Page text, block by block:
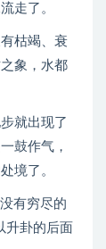
走了。
枯竭、衰
象，水都
就出现了
鼓作气，
境了。
有穷尽的
升卦的后面